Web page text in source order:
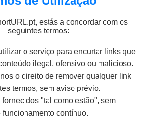
estás a concordar com os
seguintes termos:
o serviço para encurtar links que
ilegal, ofensivo ou malicioso.
o direito de remover qualquer link
termos, sem aviso prévio.
fornecidos "tal como estão", sem
funcionamento contínuo.